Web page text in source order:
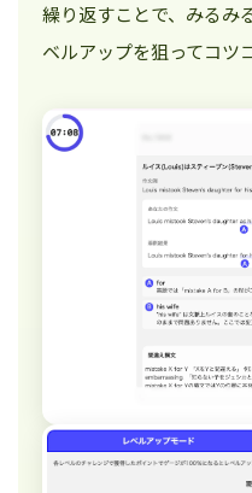
繰り返すことで、みるみ
ベルアップを狙ってコツ